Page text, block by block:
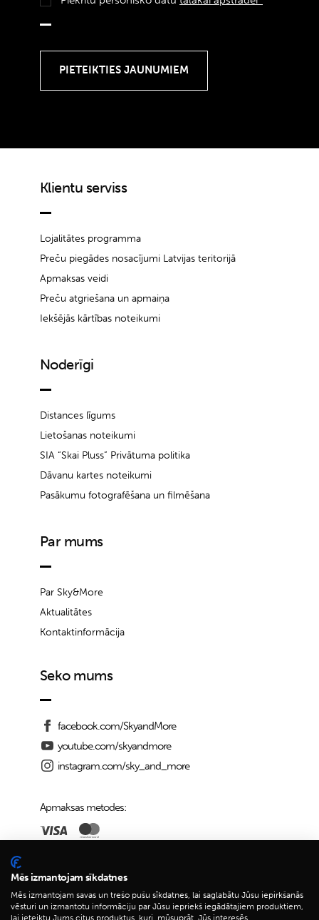
Klientu serviss
Lojalitātes programma
Preču piegādes nosacījumi Latvijas teritorijā
Apmaksas veidi
Preču atgriešana un apmaiņa
Iekšējās kārtības noteikumi
Noderīgi
Distances līgums
Lietošanas noteikumi
SIA “Skai Pluss” Privātuma politika
Dāvanu kartes noteikumi
Pasākumu fotografēšana un filmēšana
Par mums
Par Sky&More
Aktualitātes
Kontaktinformācija
Seko mums
facebook.com/SkyandMore
youtube.com/skyandmore
instagram.com/sky_and_more
Apmaksas metodes:
Piegādes iespējas:
Mēs izmantojam sīkdatnes
Mēs izmantojam savas un trešo pušu sīkdatnes, lai saglabātu Jūsu iepirkšanās
vēsturi un izmantotu informāciju par Jūsu iepriekš iegādātajiem produktiem,
lai ieteiktu Jums citus produktus, kuri, mūsuprāt, Jūs interesēs.